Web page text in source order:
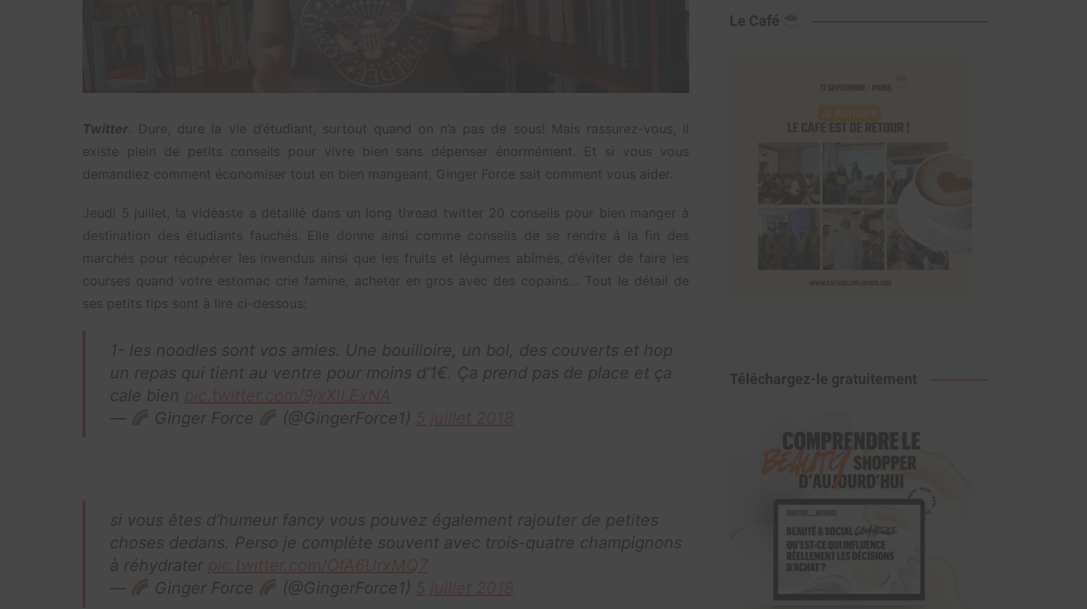
Twitter . Dure, dure la vie d’étudiant, surtout quand on n’a pas de sous! Mais rassurez-vous, il
existe plein de petits conseils pour vivre bien sans dépenser énormément. Et si vous vous
demandiez comment économiser tout en bien mangeant, Ginger Force sait comment vous aider.
Jeudi 5 juillet, la vidéaste a détaillé dans un long thread twitter 20 conseils pour bien manger à
destination des étudiants fauchés. Elle donne ainsi comme conseils de se rendre à la fin des
marchés pour récupérer les invendus ainsi que les fruits et légumes abîmés, d’éviter de faire les
courses quand votre estomac crie famine, acheter en gros avec des copains… Tout le détail de
ses petits tips sont à lire ci-dessous:
1- les noodles sont vos amies. Une bouilloire, un bol, des couverts et hop
un repas qui tient au ventre pour moins d’1€. Ça prend pas de place et ça
cale bien
—
Ginger Force (@GingerForce1)
si vous êtes d’humeur fancy vous pouvez également rajouter de petites
choses dedans. Perso je complète souvent avec trois-quatre champignons
à réhydrater
—
Ginger Force (@GingerForce1)
Le Café
Téléchargez-le gratuitement